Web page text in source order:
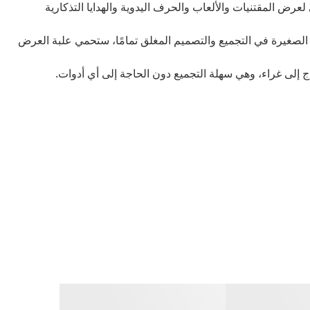
المقتنيات والألعاب والحرف اليدوية والهدايا التذكارية
الصغيرة في التجميع والتصميم المغلق تمامًا، ستحمي علبة العرض
إلى غراء، وهي سهلة التجميع دون الحاجة إلى أي أدوات.